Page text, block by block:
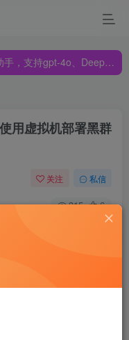
、DeepSeek、Claude🔥🔥🔥🔥
、DeepSeek、Claude🔥🔥🔥🔥
用虚拟机部署黑群
关注 私信
315 6